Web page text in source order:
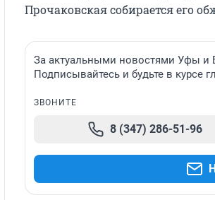
Прочаковская собирается его
За актуальными новостями Уфы и
Подписывайтесь и будьте в курсе
ЗВОНИТЕ
8 (347) 286-51-96